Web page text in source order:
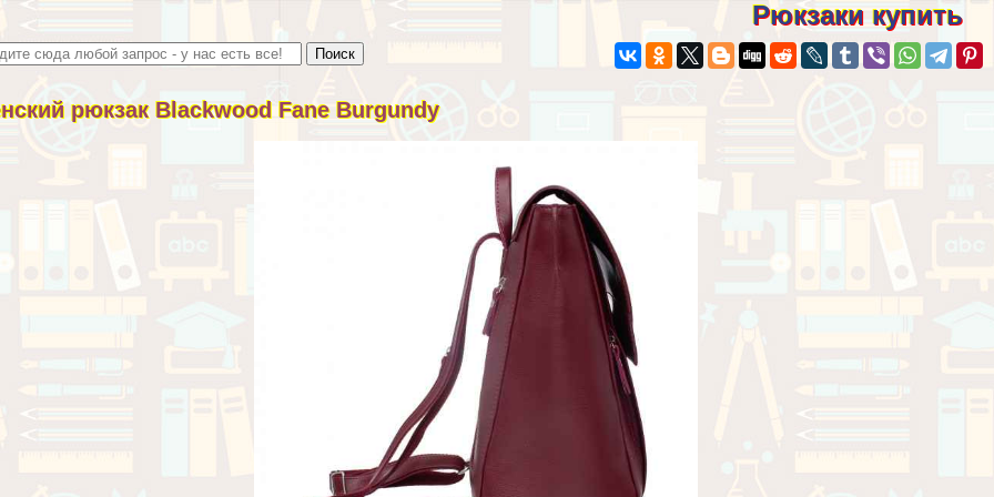
Рюкзаки купить
рюкзак Blackwood Fane Burgundy